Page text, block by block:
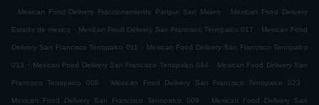
.
Mexican Food Delivery Fraccionamiento Parque San Mateo . Mexican Food Delivery
Estado de mexico . Mexican Food Delivery San Francisco Tenopalco 017 . Mexican Food
Delivery San Francisco Tenopalco 011 . Mexican Food Delivery San Francisco Tenopalco
013 . Mexican Food Delivery San Francisco Tenopalco 044 . Mexican Food Delivery San
Francisco Tenopalco 008 . Mexican Food Delivery San Francisco Tenopalco 023 .
Mexican Food Delivery San Francisco Tenopalco 009 . Mexican Food Delivery San